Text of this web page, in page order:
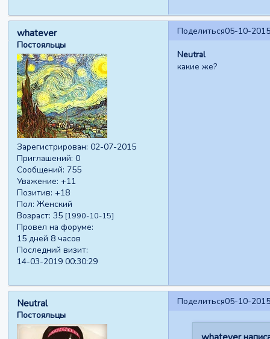
Поделиться05-10-
whatever
Постояльцы
Зарегистрирован: 02-07-2015
Приглашений: 0
Сообщений: 755
Уважение: +11
Позитив: +18
Пол: Женский
Возраст: 35 [1990-10-15]
Провел на форуме:
15 дней 8 часов
Последний визит:
14-03-2019 00:30:29
Neutral
какие же?
Поделиться05-10-
Neutral
Постояльцы